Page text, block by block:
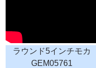
ラウンド5インチモカ
GEM05761